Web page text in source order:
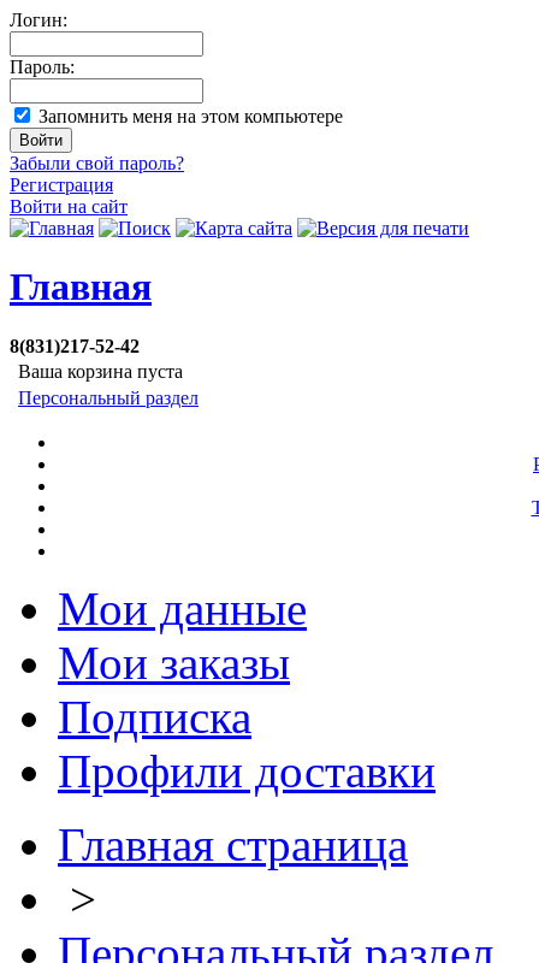
Логин:
Пароль:
Запомнить меня на этом компьютере
Забыли свой пароль?
Регистрация
Войти на сайт
Главная
8(831)217-52-42
Ваша корзина пуста
Персональный раздел
Мои данные
Мои заказы
Подписка
Профили доставки
Главная страница
>
Персональный раздел